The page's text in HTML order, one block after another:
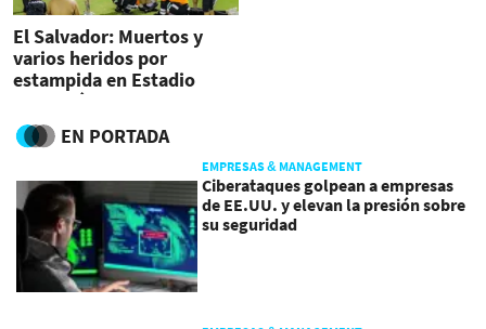
El Salvador: Muertos y
varios heridos por
estampida en Estadio
Cuscatlán
EN PORTADA
EMPRESAS & MANAGEMENT
Ciberataques golpean a empresas
de EE.UU. y elevan la presión sobre
su seguridad